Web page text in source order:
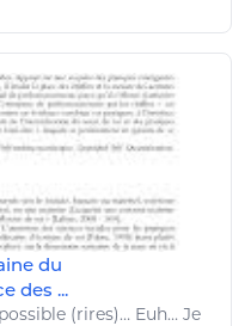
du
des ...
(rires)… Euh… Je